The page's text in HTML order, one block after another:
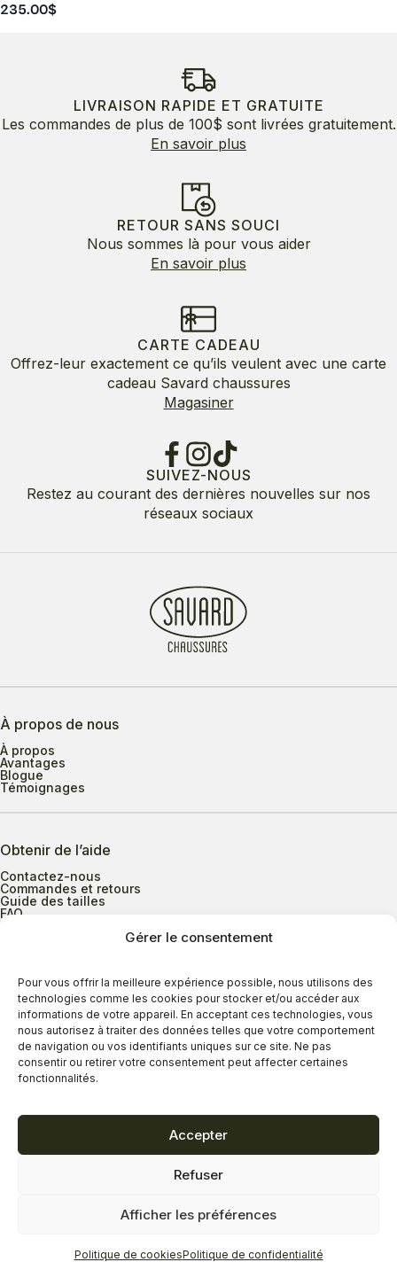
Gérer le consentement
Pour vous offrir la meilleure expérience possible, nous utilisons des
technologies comme les cookies pour stocker et/ou accéder aux
informations de votre appareil. En acceptant ces technologies, vous
nous autorisez à traiter des données telles que votre comportement
de navigation ou vos identifiants uniques sur ce site. Ne pas
consentir ou retirer votre consentement peut affecter certaines
fonctionnalités.
Accepter
Refuser
Afficher les préférences
Politique de cookiesPolitique de confidentialité
235.00$
LIVRAISON RAPIDE ET GRATUITE
Les commandes de plus de 100$ sont livrées gratuitement.
En savoir plus
RETOUR SANS SOUCI
Nous sommes là pour vous aider
En savoir plus
CARTE CADEAU
Offrez-leur exactement ce qu’ils veulent avec une carte
cadeau Savard chaussures
Magasiner
SUIVEZ-NOUS
Restez au courant des dernières nouvelles sur nos
réseaux sociaux
À propos de nous
À propos
Avantages
Blogue
Témoignages
Obtenir de l’aide
Contactez-nous
Commandes et retours
Guide des tailles
FAQ
Heures d’ouverture
Lundi au mercredi
9h00 à 17h30
Jeudi
9h00 à 20h00
Vendredi
9h00 à 18h00
Dimanche
11h00 à 16h30
Termes et conditions
Réalisation Zonart Communications